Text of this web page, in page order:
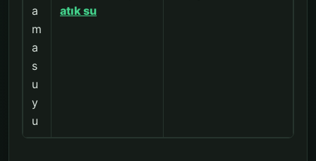
a
m
a
s
u
y
u
atık su